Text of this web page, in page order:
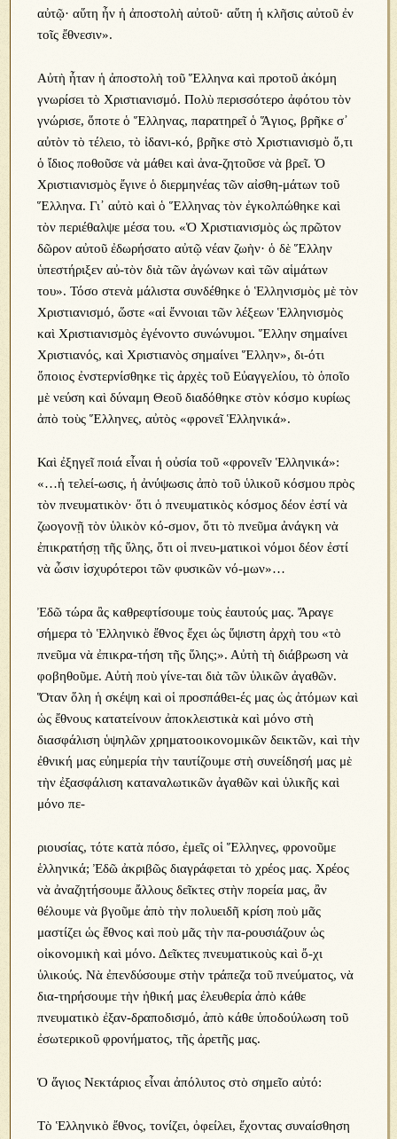
αὐτῷ· αὕτη ἦν ἡ ἀποστολὴ αὐτοῦ· αὕτη ἡ κλῆσις αὐτοῦ ἐν
τοῖς ἔθνεσιν».
Αὐτὴ ἦταν ἡ ἀποστολὴ τοῦ Ἕλληνα καὶ προτοῦ ἀκόμη
γνωρίσει τὸ Χριστιανισμό. Πολὺ περισσότερο ἀφότου τὸν
γνώρισε, ὅποτε ὁ Ἕλληνας, παρατηρεῖ ὁ Ἅγιος, βρῆκε σ᾿
αὐτὸν τὸ τέλειο, τὸ ἰδανι-κό, βρῆκε στὸ Χριστιανισμὸ ὅ,τι
ὁ ἴδιος ποθοῦσε νὰ μάθει καὶ ἀνα-ζητοῦσε νὰ βρεῖ. Ὁ
Χριστιανισμὸς ἔγινε ὁ διερμηνέας τῶν αἰσθη-μάτων τοῦ
Ἕλληνα. Γι᾿ αὐτὸ καὶ ὁ Ἕλληνας τὸν ἐγκολπώθηκε καὶ
τὸν περιέθαλψε μέσα του. «Ὁ Χριστιανισμὸς ὡς πρῶτον
δῶρον αὐτοῦ ἐδωρήσατο αὐτῷ νέαν ζωὴν· ὁ δὲ Ἕλλην
ὑπεστήριξεν αὐ-τὸν διὰ τῶν ἀγώνων καὶ τῶν αἱμάτων
του». Τόσο στενὰ μάλιστα συνδέθηκε ὁ Ἑλληνισμὸς μὲ τὸν
Χριστιανισμό, ὥστε «αἱ ἔννοιαι τῶν λέξεων Ἑλληνισμὸς
καὶ Χριστιανισμὸς ἐγένοντο συνώνυμοι. Ἕλλην σημαίνει
Χριστιανός, καὶ Χριστιανὸς σημαίνει Ἕλλην», δι-ότι
ὅποιος ἐνστερνίσθηκε τὶς ἀρχὲς τοῦ Εὐαγγελίου, τὸ ὁποῖο
μὲ νεύση καὶ δύναμη Θεοῦ διαδόθηκε στὸν κόσμο κυρίως
ἀπὸ τοὺς Ἕλληνες, αὐτὸς «φρονεῖ Ἑλληνικά».
Καὶ ἐξηγεῖ ποιά εἶναι ἡ οὐσία τοῦ «φρονεῖν Ἑλληνικά»:
«…ἡ τελεί-ωσις, ἡ ἀνύψωσις ἀπὸ τοῦ ὑλικοῦ κόσμου πρὸς
τὸν πνευματικὸν· ὅτι ὁ πνευματικὸς κόσμος δέον ἐστί νὰ
ζωογονῇ τὸν ὑλικὸν κό-σμον, ὅτι τὸ πνεῦμα ἀνάγκη νὰ
ἐπικρατήσῃ τῆς ὕλης, ὅτι οἱ πνευ-ματικοὶ νόμοι δέον ἐστί
νὰ ὦσιν ἰσχυρότεροι τῶν φυσικῶν νό-μων»…
Ἐδῶ τώρα ἂς καθρεφτίσουμε τοὺς ἑαυτούς μας. Ἄραγε
σήμερα τὸ Ἑλληνικὸ ἔθνος ἔχει ὡς ὕψιστη ἀρχὴ του «τὸ
πνεῦμα νὰ ἐπικρα-τήση τῆς ὕλης;». Αὐτὴ τὴ διάβρωση νὰ
φοβηθοῦμε. Αὐτὴ ποὺ γίνε-ται διὰ τῶν ὑλικῶν ἀγαθῶν.
Ὅταν ὅλη ἡ σκέψη καὶ οἱ προσπάθει-ές μας ὡς ἀτόμων καὶ
ὡς ἔθνους κατατείνουν ἀποκλειστικὰ καὶ μόνο στὴ
διασφάλιση ὑψηλῶν χρηματοοικονομικῶν δεικτῶν, καὶ τὴν
ἐθνική μας εὐημερία τὴν ταυτίζουμε στὴ συνείδησή μας μὲ
τὴν ἐξασφάλιση καταναλωτικῶν ἀγαθῶν καὶ ὑλικῆς καὶ
μόνο πε-
ριουσίας, τότε κατὰ πόσο, ἐμεῖς οἱ Ἕλληνες, φρονοῦμε
ἑλληνικά; Ἐδῶ ἀκριβῶς διαγράφεται τὸ χρέος μας. Χρέος
νὰ ἀναζητήσουμε ἄλλους δεῖκτες στὴν πορεία μας, ἂν
θέλουμε νὰ βγοῦμε ἀπὸ τὴν πολυειδῆ κρίση ποὺ μᾶς
μαστίζει ὡς ἔθνος καὶ ποὺ μᾶς τὴν πα-ρουσιάζουν ὡς
οἰκονομικὴ καὶ μόνο. Δεῖκτες πνευματικοὺς καὶ ὄ-χι
ὑλικούς. Νὰ ἐπενδύσουμε στὴν τράπεζα τοῦ πνεύματος, νὰ
δια-τηρήσουμε τὴν ἠθική μας ἐλευθερία ἀπὸ κάθε
πνευματικὸ ἐξαν-δραποδισμό, ἀπὸ κάθε ὑποδούλωση τοῦ
ἐσωτερικοῦ φρονήματος, τῆς ἀρετῆς μας.
Ὁ ἅγιος Νεκτάριος εἶναι ἀπόλυτος στὸ σημεῖο αὐτό:
Τὸ Ἑλληνικὸ ἔθνος, τονίζει, ὀφείλει, ἔχοντας συναίσθηση